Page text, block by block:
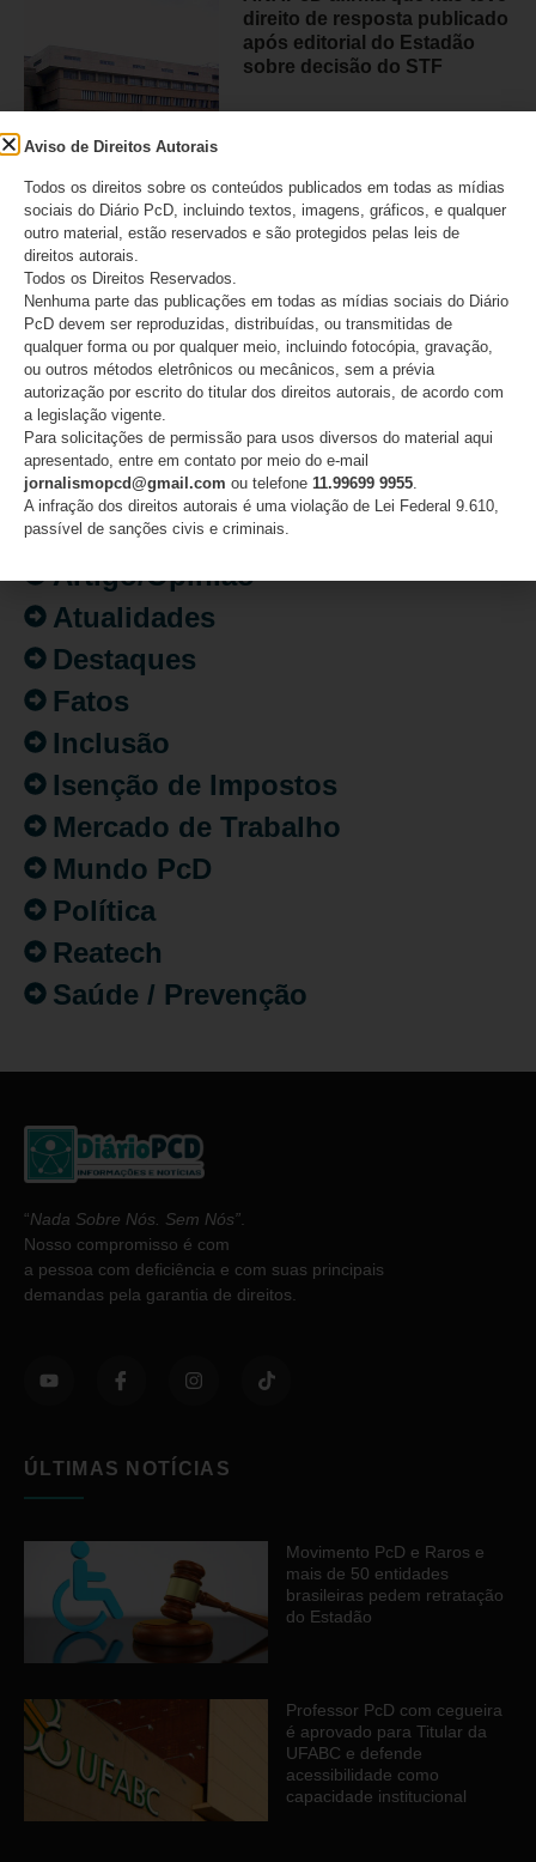
direito de resposta publicado
após editorial do Estadão
sobre decisão do STF
Judiciário condenou médico
que provocou perda de visão
05/08/2026
CATEGORIAS
Acessibilidade
Artigo/Opinião
Atualidades
Destaques
Fatos
Inclusão
Isenção de Impostos
Mercado de Trabalho
Mundo PcD
Política
Reatech
Saúde / Prevenção
“Nada Sobre Nós. Sem Nós”
Nosso compromisso é com
a pessoa com deficiência e com suas principais
demandas pela garantia de direitos.
ÚLTIMAS NOTÍCIAS
Movimento PcD e Raros e
mais de 50 entidades
brasileiras pedem retratação
do Estadão
Professor PcD com cegueira
é aprovado para Titular da
UFABC e defende
acessibilidade como
capacidade institucional
Aviso de Direitos Autorais
Todos os direitos sobre os conteúdos publicados em todas as mídias
sociais do Diário PcD, incluindo textos, imagens, gráficos, e qualquer
outro material, estão reservados e são protegidos pelas leis de
direitos autorais.
Todos os Direitos Reservados.
Nenhuma parte das publicações em todas as mídias sociais do Diário
PcD devem ser reproduzidas, distribuídas, ou transmitidas de
qualquer forma ou por qualquer meio, incluindo fotocópia, gravação,
ou outros métodos eletrônicos ou mecânicos, sem a prévia
autorização por escrito do titular dos direitos autorais, de acordo com
a legislação vigente.
Para solicitações de permissão para usos diversos do material aqui
apresentado, entre em contato por meio do e-mail
jornalismopcd@gmail.com ou telefone 11.99699 9955
A infração dos direitos autorais é uma violação de Lei Federal 9.610,
passível de sanções civis e criminais.